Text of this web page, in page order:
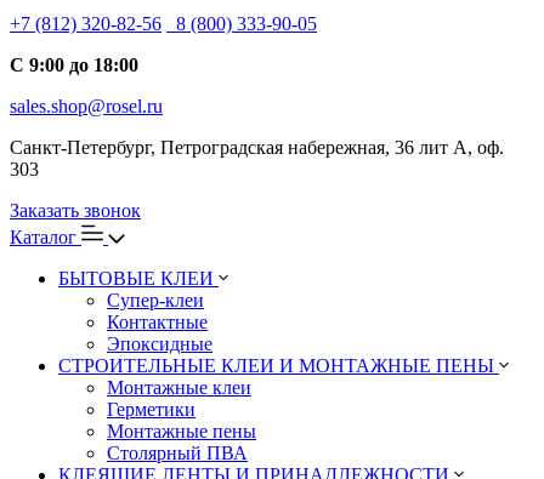
+7 (812) 320-82-56
8 (800) 333-90-05
С 9:00 до 18:00
sales.shop@rosel.ru
Санкт-Петербург, Петроградская набережная, 36 лит А, оф.
303
Заказать звонок
Каталог
БЫТОВЫЕ КЛЕИ
Супер-клеи
Контактные
Эпоксидные
СТРОИТЕЛЬНЫЕ КЛЕИ И МОНТАЖНЫЕ ПЕНЫ
Монтажные клеи
Герметики
Монтажные пены
Столярный ПВА